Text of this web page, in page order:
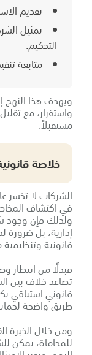
تقديم
تمثيل
التحكيم.
متابعة
ويهدف هذا النهج
واستقرار، مع
مستقبلاً.
خلاصة
الشركات لا تخسر
في اكتشاف
ولذلك فإن وجود
إدارية، بل ضرورة
قانونية
فبدلًا من انتظار
تصاعد خلاف بين
قانوني استباقي
طريق واضحة
ومن خلال الخبرة
للمحاماة، يمكن